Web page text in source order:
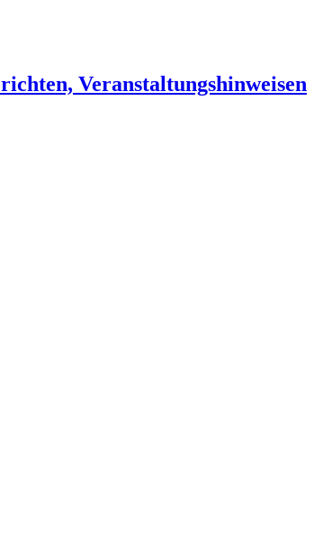
Veranstaltungshinweisen